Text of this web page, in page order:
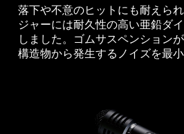
落下や不意のヒットにも耐えら
ジャーには耐久性の高い亜鉛ダ
しました。ゴムサスペンション
構造物から発生するノイズを最小